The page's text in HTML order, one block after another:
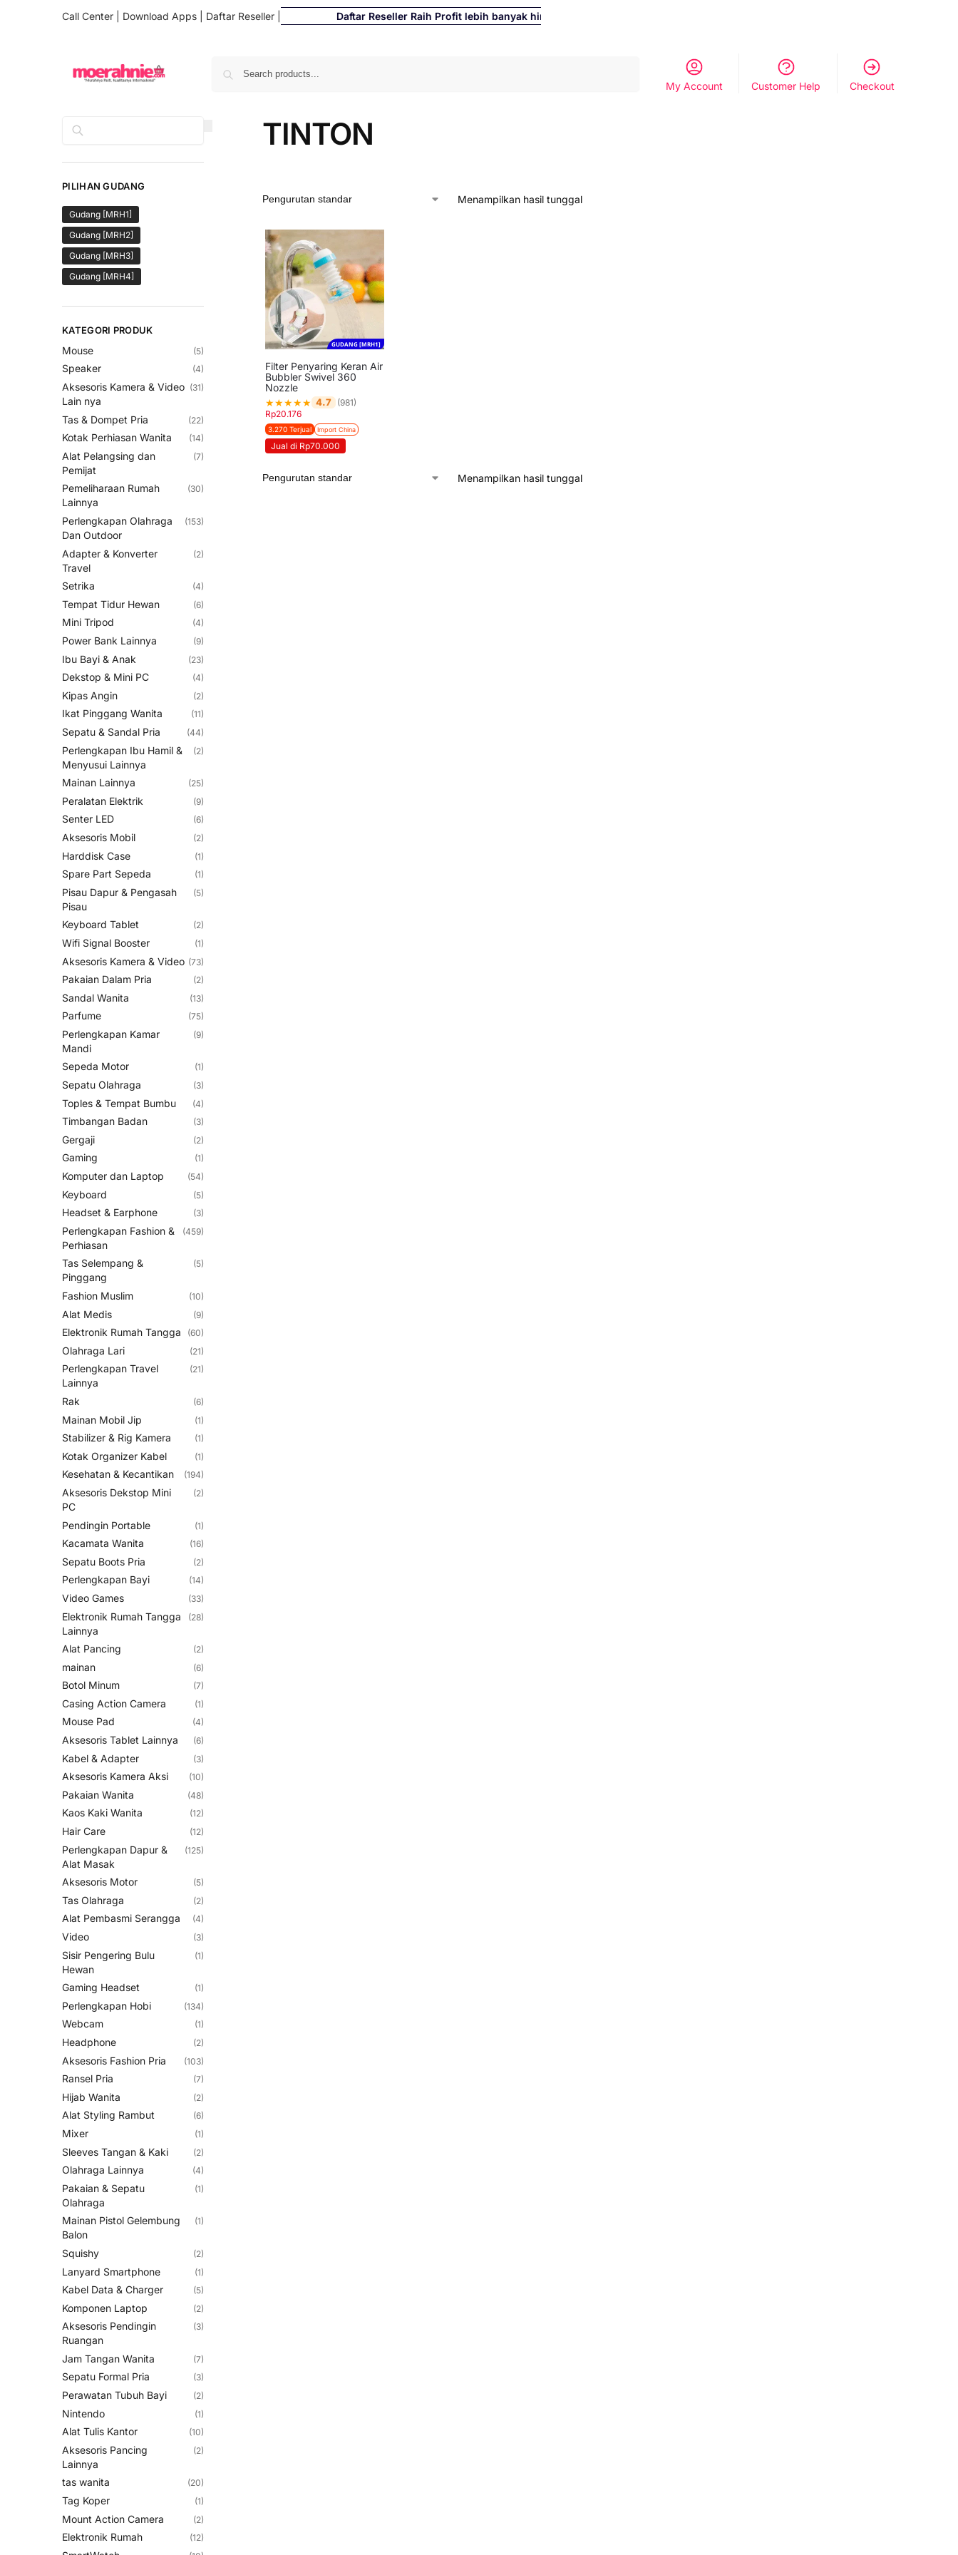
Call Center Download Apps Daftar Reseller Daftar Reseller Raih Profit lebih banyak hingga 500%
My Account Customer Help Checkout
TINTON
Menampilkan hasil tunggal
GUDANG [MRH1]
Filter Penyaring Keran Air
Bubbler Swivel 360
Nozzle
★★★★★ 4.7
(981)
Rp20.176
3.270 Terjual Import China
Jual di Rp70.000
Menampilkan hasil tunggal
PILIHAN GUDANG
Gudang [MRH1]
Gudang [MRH2]
Gudang [MRH3]
Gudang [MRH4]
KATEGORI PRODUK
Mouse (5)
Speaker (4)
Aksesoris Kamera & Video
Lain nya
(31)
Tas & Dompet Pria (22)
Kotak Perhiasan Wanita (14)
Alat Pelangsing dan
Pemijat
(7)
Pemeliharaan Rumah
Lainnya
(30)
Perlengkapan Olahraga
Dan Outdoor
(153)
Adapter & Konverter
Travel
(2)
Setrika (4)
Tempat Tidur Hewan (6)
Mini Tripod (4)
Power Bank Lainnya (9)
Ibu Bayi & Anak (23)
Dekstop & Mini PC (4)
Kipas Angin (2)
Ikat Pinggang Wanita (11)
Sepatu & Sandal Pria (44)
Perlengkapan Ibu Hamil &
Menyusui Lainnya
(2)
Mainan Lainnya (25)
Peralatan Elektrik (9)
Senter LED (6)
Aksesoris Mobil (2)
Harddisk Case (1)
Spare Part Sepeda (1)
Pisau Dapur & Pengasah
Pisau
(5)
Keyboard Tablet (2)
Wifi Signal Booster (1)
Aksesoris Kamera & Video (73)
Pakaian Dalam Pria (2)
Sandal Wanita (13)
Parfume (75)
Perlengkapan Kamar
Mandi
(9)
Sepeda Motor (1)
Sepatu Olahraga (3)
Toples & Tempat Bumbu (4)
Timbangan Badan (3)
Gergaji (2)
Gaming (1)
Komputer dan Laptop (54)
Keyboard (5)
Headset & Earphone (3)
Perlengkapan Fashion &
Perhiasan
(459)
Tas Selempang &
Pinggang
(5)
Fashion Muslim (10)
Alat Medis (9)
Elektronik Rumah Tangga (60)
Olahraga Lari (21)
Perlengkapan Travel
Lainnya
(21)
Rak (6)
Mainan Mobil Jip (1)
Stabilizer & Rig Kamera (1)
Kotak Organizer Kabel (1)
Kesehatan & Kecantikan (194)
Aksesoris Dekstop Mini
PC
(2)
Pendingin Portable (1)
Kacamata Wanita (16)
Sepatu Boots Pria (2)
Perlengkapan Bayi (14)
Video Games (33)
Elektronik Rumah Tangga
Lainnya
(28)
Alat Pancing (2)
mainan (6)
Botol Minum (7)
Casing Action Camera (1)
Mouse Pad (4)
Aksesoris Tablet Lainnya (6)
Kabel & Adapter (3)
Aksesoris Kamera Aksi (10)
Pakaian Wanita (48)
Kaos Kaki Wanita (12)
Hair Care (12)
Perlengkapan Dapur &
Alat Masak
(125)
Aksesoris Motor (5)
Tas Olahraga (2)
Alat Pembasmi Serangga (4)
Video (3)
Sisir Pengering Bulu
Hewan
(1)
Gaming Headset (1)
Perlengkapan Hobi (134)
Webcam (1)
Headphone (2)
Aksesoris Fashion Pria (103)
Ransel Pria (7)
Hijab Wanita (2)
Alat Styling Rambut (6)
Mixer (1)
Sleeves Tangan & Kaki (2)
Olahraga Lainnya (4)
Pakaian & Sepatu
Olahraga
(1)
Mainan Pistol Gelembung
Balon
(1)
Squishy (2)
Lanyard Smartphone (1)
Kabel Data & Charger (5)
Komponen Laptop (2)
Aksesoris Pendingin
Ruangan
(3)
Jam Tangan Wanita (7)
Sepatu Formal Pria (3)
Perawatan Tubuh Bayi (2)
Nintendo (1)
Alat Tulis Kantor (10)
Aksesoris Pancing
Lainnya
(2)
tas wanita (20)
Tag Koper (1)
Mount Action Camera (2)
Elektronik Rumah (12)